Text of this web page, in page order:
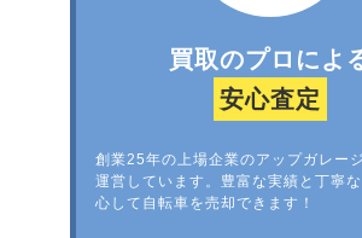
買取のプロによ
安心査定
創業25年の上場企業のアップガレー
運営しています。豊富な実績と丁寧
心して自転車を売却できます！